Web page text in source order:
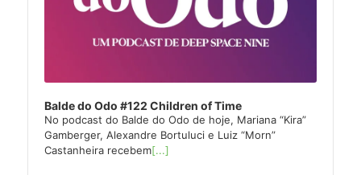
Balde do Odo #122 Children of Time
No podcast do Balde do Odo de hoje, Mariana “Kira”
Gamberger, Alexandre Bortuluci e Luiz “Morn”
Castanheira recebem[...]